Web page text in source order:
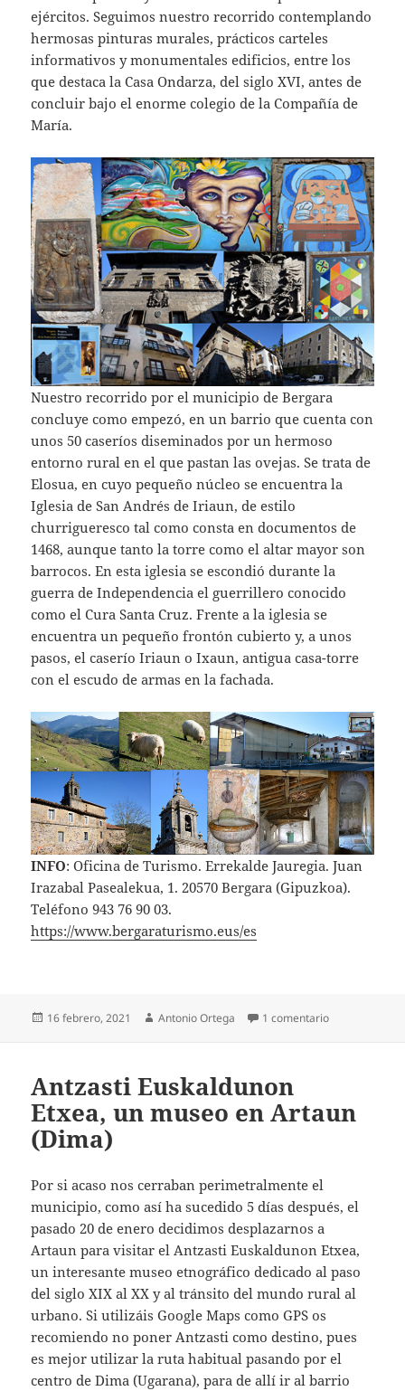
ejércitos. Seguimos nuestro recorrido contemplando
hermosas pinturas murales, prácticos carteles
informativos y monumentales edificios, entre los
que destaca la Casa Ondarza, del siglo XVI, antes de
concluir bajo el enorme colegio de la Compañía de
María.
Nuestro recorrido por el municipio de Bergara
concluye como empezó, en un barrio que cuenta con
unos 50 caseríos diseminados por un hermoso
entorno rural en el que pastan las ovejas. Se trata de
Elosua, en cuyo pequeño núcleo se encuentra la
Iglesia de San Andrés de Iriaun, de estilo
churrigueresco tal como consta en documentos de
1468, aunque tanto la torre como el altar mayor son
barrocos. En esta iglesia se escondió durante la
guerra de Independencia el guerrillero conocido
como el Cura Santa Cruz. Frente a la iglesia se
encuentra un pequeño frontón cubierto y, a unos
pasos, el caserío Iriaun o Ixaun, antigua casa-torre
con el escudo de armas en la fachada.
INFO: Oficina de Turismo. Errekalde Jauregia. Juan
Irazabal Pasealekua, 1. 20570 Bergara (Gipuzkoa).
Teléfono 943 76 90 03.
https://www.bergaraturismo.eus/es
Publicado
16 febrero, 2021 Autor
Antonio Ortega 1 comentarioen BERGARA
Antzasti Euskaldunon
Etxea, un museo en Artaun
(Dima)
Por si acaso nos cerraban perimetralmente el
municipio, como así ha sucedido 5 días después, el
pasado 20 de enero decidimos desplazarnos a
Artaun para visitar el Antzasti Euskaldunon Etxea,
un interesante museo etnográfico dedicado al paso
del siglo XIX al XX y al tránsito del mundo rural al
urbano. Si utilizáis Google Maps como GPS os
recomiendo no poner Antzasti como destino, pues
es mejor utilizar la ruta habitual pasando por el
centro de Dima (Ugarana), para de allí ir al barrio